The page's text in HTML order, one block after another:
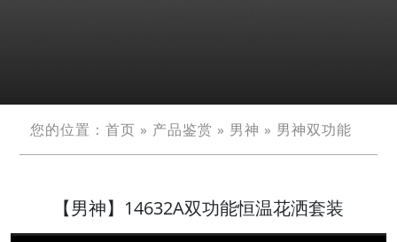
您的位置：首页 » 产品鉴赏 » 男神 » 男神双功能
【男神】14632A双功能恒温花洒套装